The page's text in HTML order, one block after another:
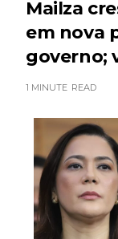
Mailza
em nova
governo;
1 MINUTE READ